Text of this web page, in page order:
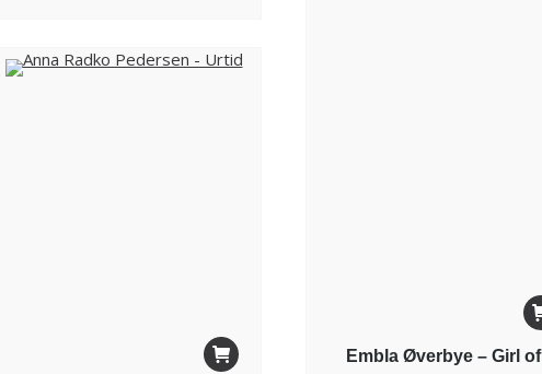
Embla Øverbye – Girl of